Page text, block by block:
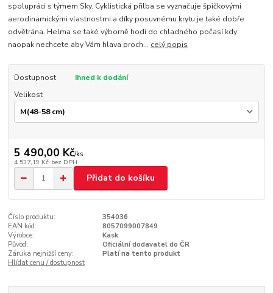
spolupráci s týmem Sky. Cyklistická přilba se vyznačuje špičkovými
aerodinamickými vlastnostmi a díky posuvnému krytu je také dobře
odvětrána. Helma se také výborně hodí do chladného počasí kdy
naopak nechcete aby Vám hlava proch... celý popis
Dostupnost
Ihned k dodání
Velikost
5 490,00 Kč/ks
4 537,19 Kč bez DPH
Přidat do košíku
Číslo produktu:
354036
EAN kód:
8057099007849
Výrobce:
Kask
Původ:
Oficiální dodavatel do ČR
Záruka nejnižší ceny:
Platí na tento produkt
Hlídat cenu / dostupnost